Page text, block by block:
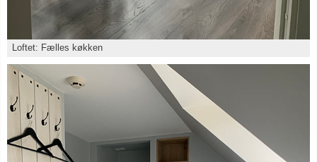
Loftet: Fælles køkken